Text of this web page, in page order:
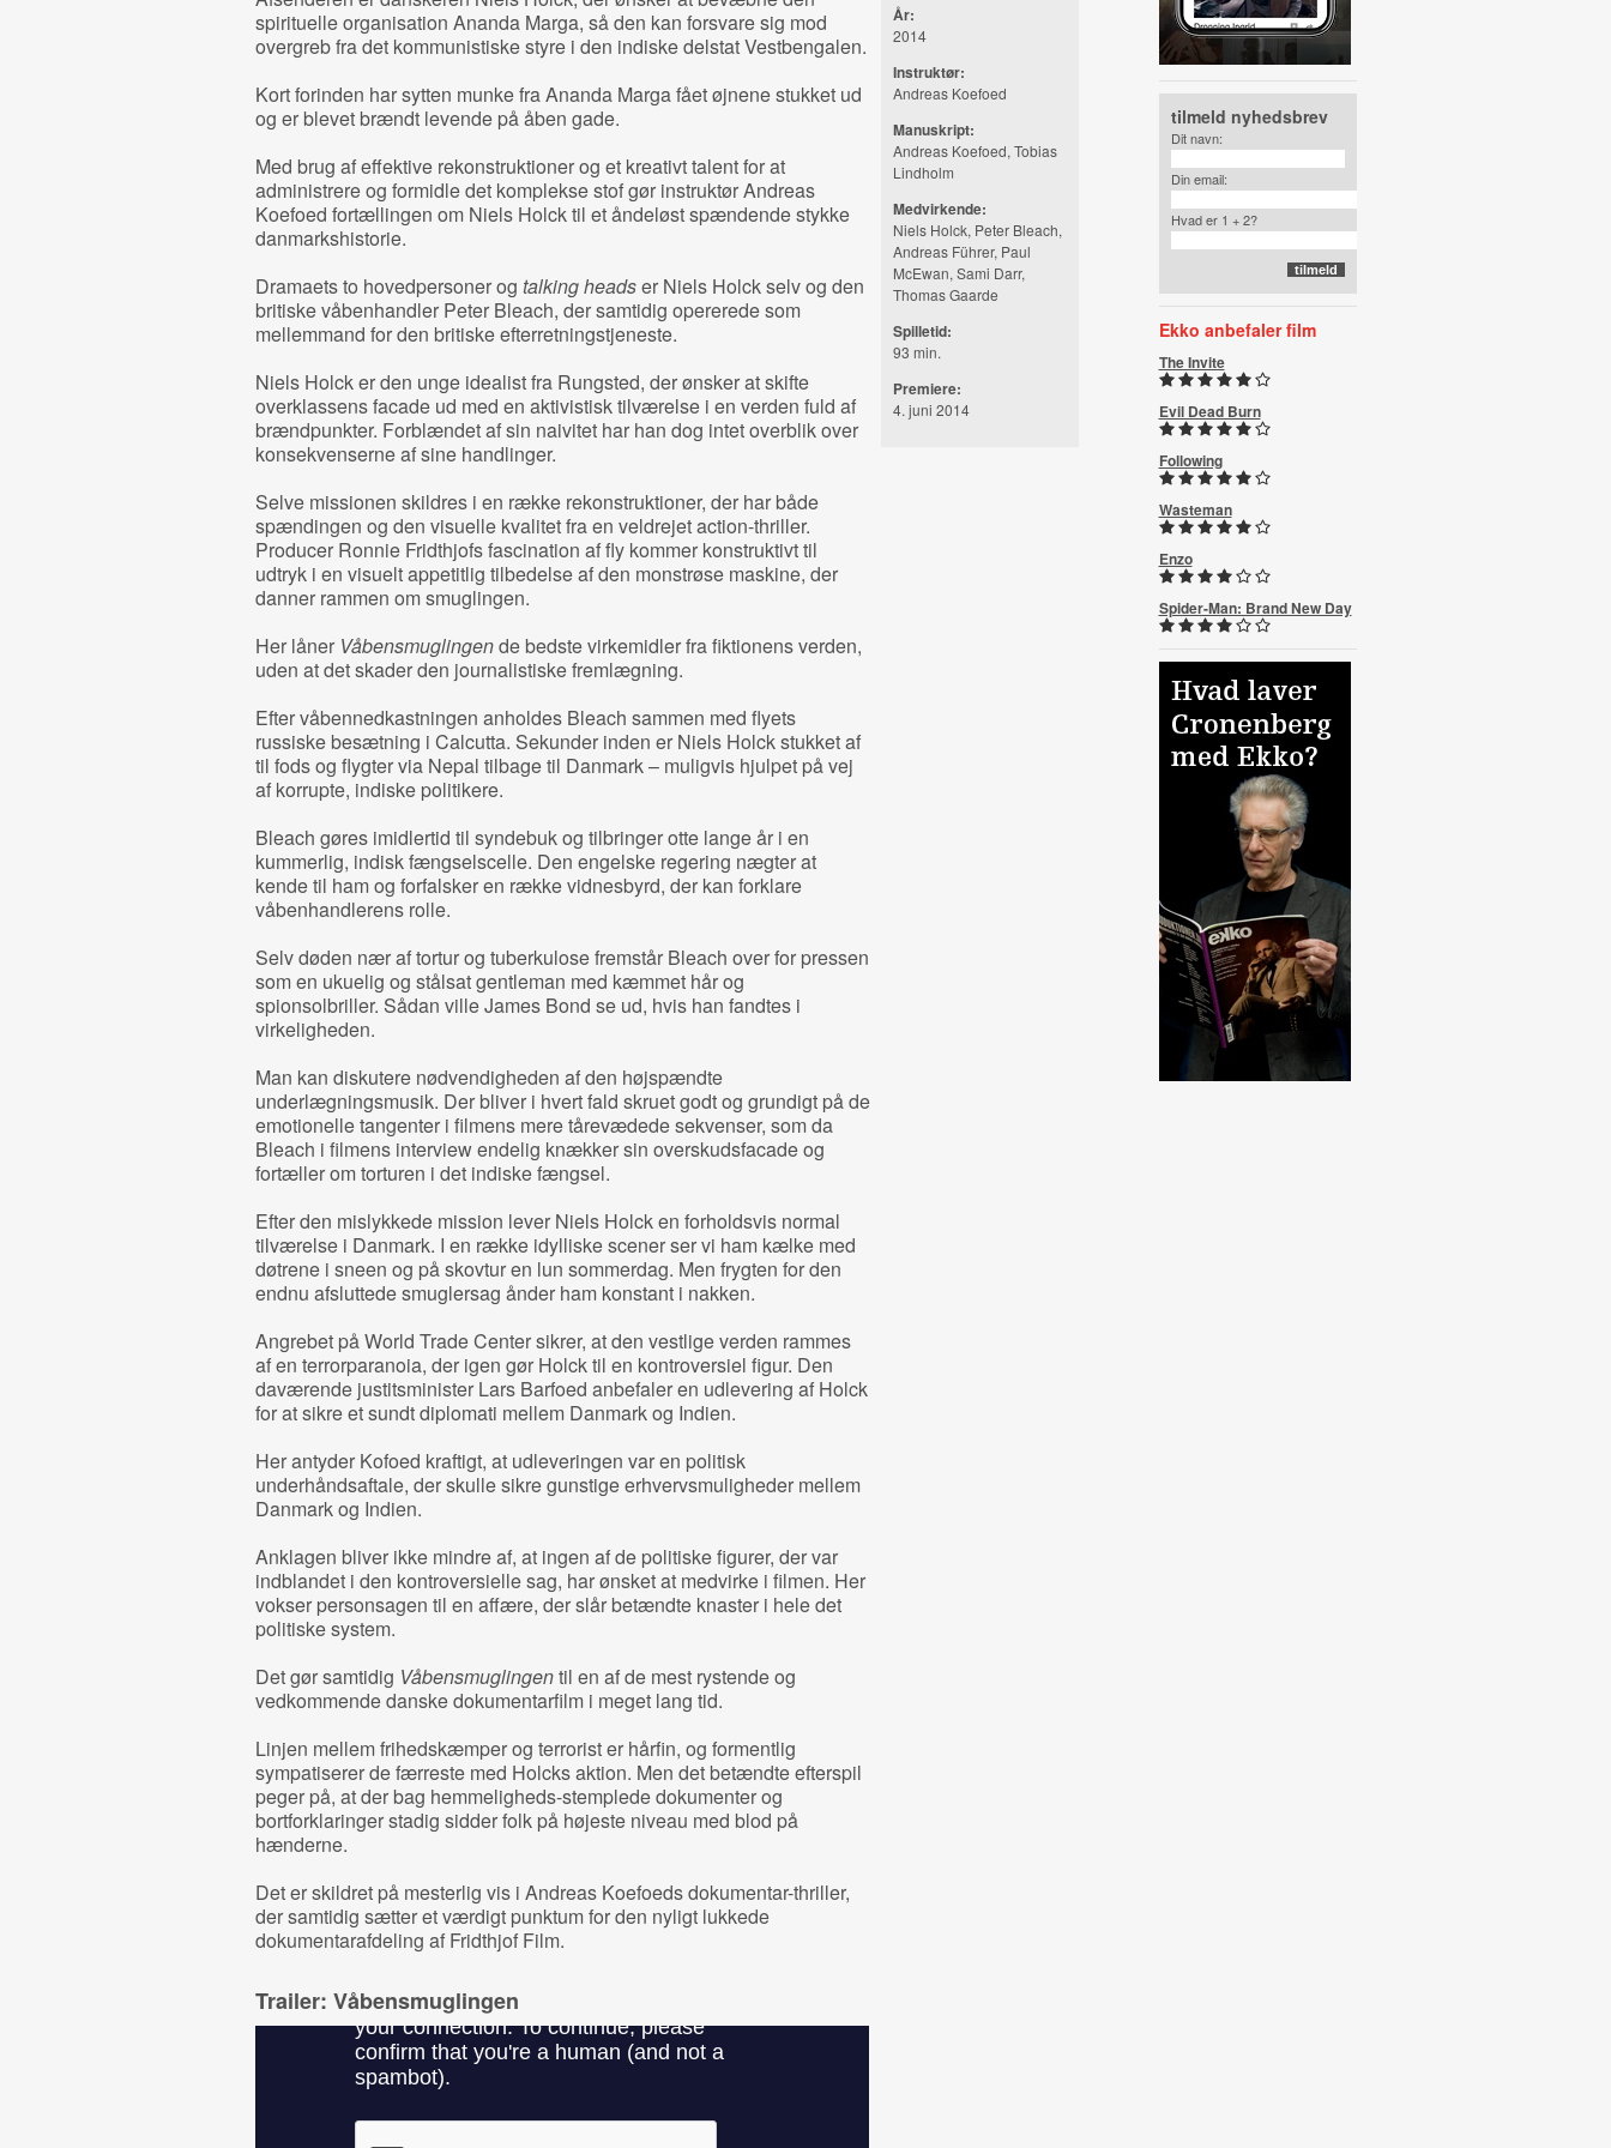
spirituelle organisation Ananda Marga, så den kan forsvare sig mod
overgreb fra det kommunistiske styre i den indiske delstat Vestbengalen.
Kort forinden har sytten munke fra Ananda Marga fået øjnene stukket ud
og er blevet brændt levende på åben gade.
Med brug af effektive rekonstruktioner og et kreativt talent for at
administrere og formidle det komplekse stof gør instruktør Andreas
Koefoed fortællingen om Niels Holck til et åndeløst spændende stykke
danmarkshistorie.
Dramaets to hovedpersoner og talking headser Niels Holck selv og den
britiske våbenhandler Peter Bleach, der samtidig opererede som
mellemmand for den britiske efterretningstjeneste.
Niels Holck er den unge idealist fra Rungsted, der ønsker at skifte
overklassens facade ud med en aktivistisk tilværelse i en verden fuld af
brændpunkter. Forblændet af sin naivitet har han dog intet overblik over
konsekvenserne af sine handlinger.
Selve missionen skildres i en række rekonstruktioner, der har både
spændingen og den visuelle kvalitet fra en veldrejet action-thriller.
Producer Ronnie Fridthjofs fascination af fly kommer konstruktivt til
udtryk i en visuelt appetitlig tilbedelse af den monstrøse maskine, der
danner rammen om smuglingen.
Her låner Våbensmuglingende bedste virkemidler fra fiktionens verden,
uden at det skader den journalistiske fremlægning.
Efter våbennedkastningen anholdes Bleach sammen med flyets
russiske besætning i Calcutta. Sekunder inden er Niels Holck stukket af
til fods og flygter via Nepal tilbage til Danmark – muligvis hjulpet på vej
af korrupte, indiske politikere.
Bleach gøres imidlertid til syndebuk og tilbringer otte lange år i en
kummerlig, indisk fængselscelle. Den engelske regering nægter at
kende til ham og forfalsker en række vidnesbyrd, der kan forklare
våbenhandlerens rolle.
Selv døden nær af tortur og tuberkulose fremstår Bleach over for pressen
som en ukuelig og stålsat gentleman med kæmmet hår og
spionsolbriller. Sådan ville James Bond se ud, hvis han fandtes i
virkeligheden.
Man kan diskutere nødvendigheden af den højspændte
underlægningsmusik. Der bliver i hvert fald skruet godt og grundigt på de
emotionelle tangenter i filmens mere tårevædede sekvenser, som da
Bleach i filmens interview endelig knækker sin overskudsfacade og
fortæller om torturen i det indiske fængsel.
Efter den mislykkede mission lever Niels Holck en forholdsvis normal
tilværelse i Danmark. I en række idylliske scener ser vi ham kælke med
døtrene i sneen og på skovtur en lun sommerdag. Men frygten for den
endnu afsluttede smuglersag ånder ham konstant i nakken.
Angrebet på World Trade Center sikrer, at den vestlige verden rammes
af en terrorparanoia, der igen gør Holck til en kontroversiel figur. Den
daværende justitsminister Lars Barfoed anbefaler en udlevering af Holck
for at sikre et sundt diplomati mellem Danmark og Indien.
Her antyder Kofoed kraftigt, at udleveringen var en politisk
underhåndsaftale, der skulle sikre gunstige erhvervsmuligheder mellem
Danmark og Indien.
Anklagen bliver ikke mindre af, at ingen af de politiske figurer, der var
indblandet i den kontroversielle sag, har ønsket at medvirke i filmen. Her
vokser personsagen til en affære, der slår betændte knaster i hele det
politiske system.
Det gør samtidig Våbensmuglingentil en af de mest rystende og
vedkommende danske dokumentarfilm i meget lang tid.
Linjen mellem frihedskæmper og terrorist er hårfin, og formentlig
sympatiserer de færreste med Holcks aktion. Men det betændte efterspil
peger på, at der bag hemmeligheds-stemplede dokumenter og
bortforklaringer stadig sidder folk på højeste niveau med blod på
hænderne.
Det er skildret på mesterlig vis i Andreas Koefoeds dokumentar-thriller,
der samtidig sætter et værdigt punktum for den nyligt lukkede
dokumentarafdeling af Fridthjof Film.
Trailer: Våbensmuglingen
År:
2014
Instruktør:
Andreas Koefoed
Manuskript:
Andreas Koefoed, Tobias
Lindholm
Medvirkende:
Niels Holck, Peter Bleach,
Andreas Führer, Paul
McEwan, Sami Darr,
Thomas Gaarde
Spilletid:
93 min.
Premiere:
4. juni 2014
tilmeld nyhedsbrev
Dit navn:
Din email:
Hvad er 1 + 2?
Ekko anbefaler film
The Invite
Evil Dead Burn
Following
Wasteman
Enzo
Spider-Man: Brand New Day